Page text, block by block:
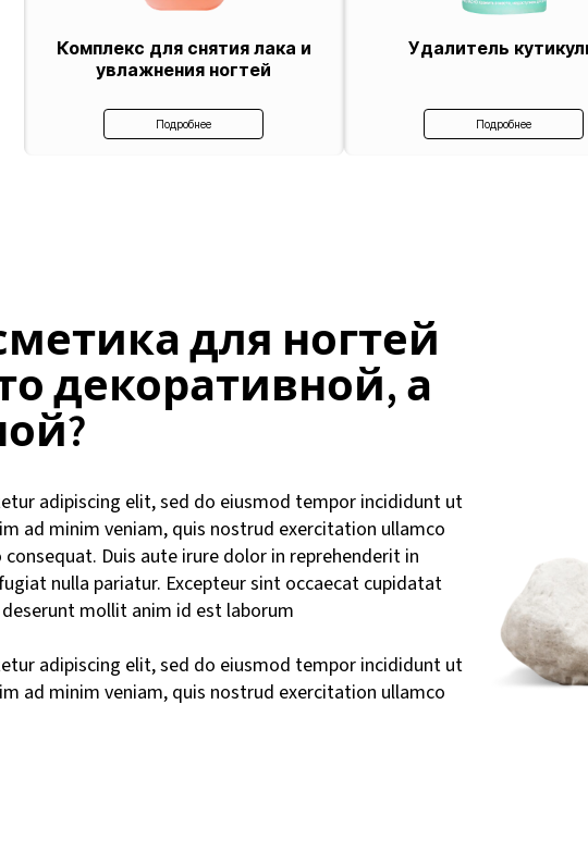
Комплекс для снятия лака и
увлажнения ногтей
Подробнее
Удалитель
Подробнее
для ногтей
декоративной, а
adipiscing elit, sed do eiusmod tempor incididunt ut
ad minim veniam, quis nostrud exercitation ullamco
Duis aute irure dolor in reprehenderit in
nulla pariatur. Excepteur sint occaecat cupidatat
mollit anim id est laborum
adipiscing elit, sed do eiusmod tempor incididunt ut
ad minim veniam, quis nostrud exercitation ullamco